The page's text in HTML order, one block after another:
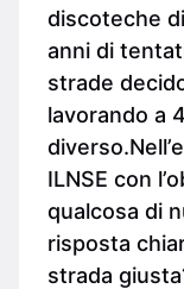
discoteche
anni di
strade
lavorando a
ILNSE con
qualcosa di
risposta
strada